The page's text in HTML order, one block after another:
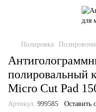
Полировка
полировальный
Micro Cut Pad
Артикул: 999585 Оставить